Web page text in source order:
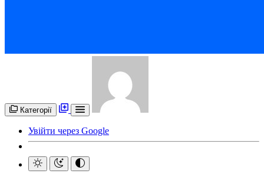
Категорії
Увійти через Google